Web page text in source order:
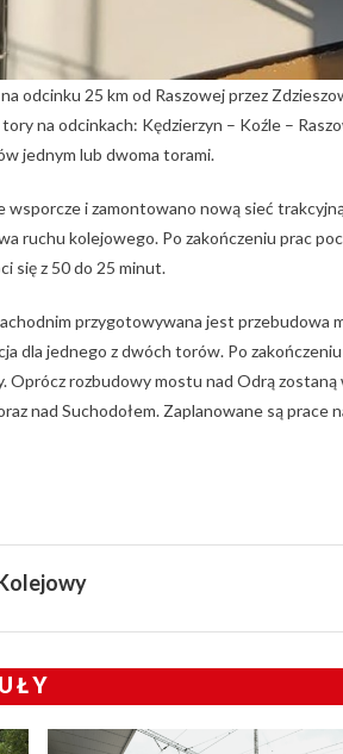
odcinku 25 km od Raszowej przez
na odcinkach: Kędzierzyn – Koźle –
jednym lub dwoma torami.
i zamontowano nową sieć
ruchu kolejowego. Po zakończeniu prac
się z 50 do 25 minut.
przygotowywana jest przebudowa
dla jednego z dwóch torów. Po
Oprócz rozbudowy mostu nad Odrą
nad Suchodołem. Zaplanowane są